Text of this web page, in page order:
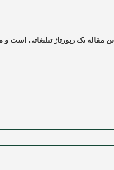
این مقاله یک رپورتاژ تبلیغاتی